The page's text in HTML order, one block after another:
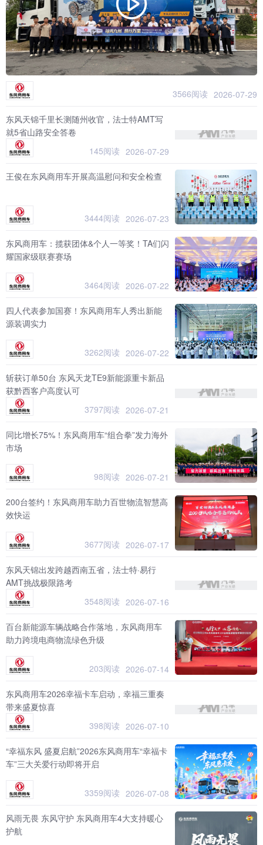
3566阅读 2026-07-29
东风天锦千里长测随州收官，法士特AMT写
就5省山路安全答卷
145阅读 2026-07-29
王俊在东风商用车开展高温慰问和安全检查
3444阅读 2026-07-23
东风商用车：揽获团体&个人一等奖！TA们闪
耀国家级联赛赛场
3464阅读 2026-07-22
四人代表参加国赛！东风商用车人秀出新能
源装调实力
3262阅读 2026-07-22
斩获订单50台 东风天龙TE9新能源重卡新品
获黔西客户高度认可
3797阅读 2026-07-21
同比增长75%！东风商用车“组合拳”发力海外
市场
98阅读 2026-07-21
200台签约！东风商用车助力百世物流智慧高
效快运
3677阅读 2026-07-17
东风天锦出发跨越西南五省，法士特·易行
AMT挑战极限路考
3548阅读 2026-07-16
百台新能源车辆战略合作落地，东风商用车
助力跨境电商物流绿色升级
203阅读 2026-07-14
东风商用车2026幸福卡车启动，幸福三重奏
带来盛夏惊喜
398阅读 2026-07-10
“幸福东风 盛夏启航”2026东风商用车“幸福卡
车”三大关爱行动即将开启
3359阅读 2026-07-08
风雨无畏 东风守护 东风商用车4大支持暖心
护航